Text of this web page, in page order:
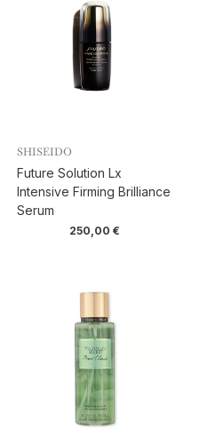
SHISEIDO
Future Solution Lx
Intensive Firming Brilliance
Serum
250,00 €